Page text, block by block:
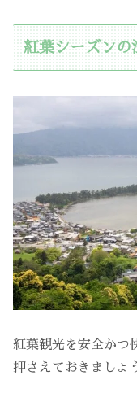
紅葉シーズンの
紅葉観光を安全かつ
押さえておきましょ